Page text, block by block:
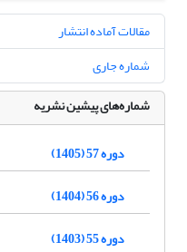
مقالات آماده انتشار
شماره جاری
شماره‌های پیشین نشریه
دوره 57 (1405)
دوره 56 (1404)
دوره 55 (1403)